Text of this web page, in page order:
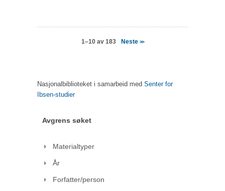
1–10 av 183 Neste >>
Nasjonalbiblioteket i samarbeid med Senter for
Ibsen-studier
Avgrens søket
Materialtyper
År
Forfatter/person